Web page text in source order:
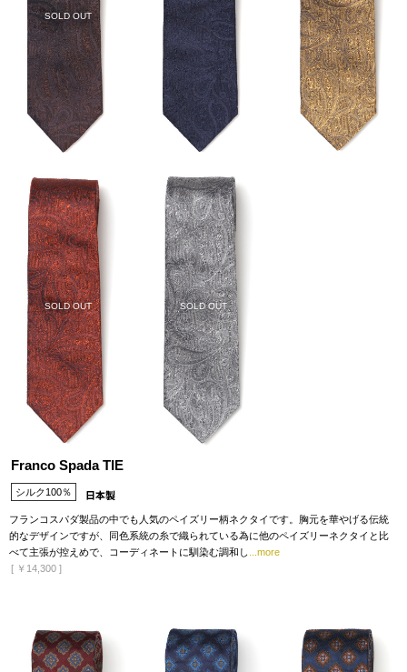
SOLD OUT
SOLD OUT SOLD OUT
Franco Spada TIE
シルク100％
フランコスパダ製品の中でも人気のペイズリー柄ネクタイです。胸元を華やげる伝統
的なデザインですが、同色系統の糸で織られている為に他のペイズリーネクタイと比
べて主張が控えめで、コーディネートに馴染む調和し
...more
[ ￥14,300 ]